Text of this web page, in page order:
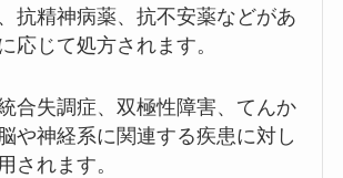
抗精神病薬、抗不安薬などがあ
応じて処方されます。
合失調症、双極性障害、てんか
や神経系に関連する疾患に対し
されます。